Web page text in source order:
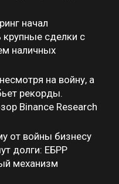
начал
крупные сделки с
наличных
на войну, а
рекорды.
Binance Research
от войны бизнесу
долги: ЕБРР
механизм